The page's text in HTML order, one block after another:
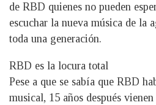
de RBD quienes no pueden
escuchar la nueva música de la
toda una generación.
RBD es la locura total
Pese a que se sabía que RBD
musical, 15 años después